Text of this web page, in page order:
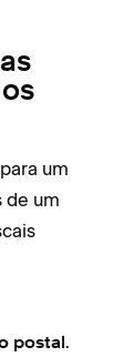
um
de um
postal.